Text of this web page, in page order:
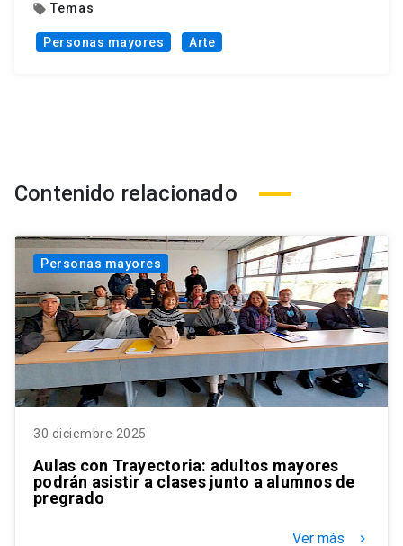
local_offer Temas
Personas mayores Arte
Contenido relacionado
Personas mayores
30 diciembre 2025
Aulas con Trayectoria: adultos mayores
podrán asistir a clases junto a alumnos de
pregrado
Ver más keyboard_arrow_right